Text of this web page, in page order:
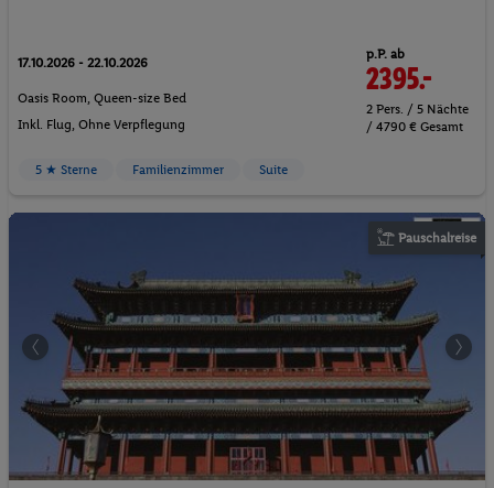
17.10.2026 - 22.10.2026
Oasis Room, Queen-size Bed
Inkl. Flug, Ohne Verpflegung
p.P. ab
2395.-
2 Pers. / 5 Nächte
/ 4790 € Gesamt
5 ★ Sterne Familienzimmer Suite
Pauschalreise